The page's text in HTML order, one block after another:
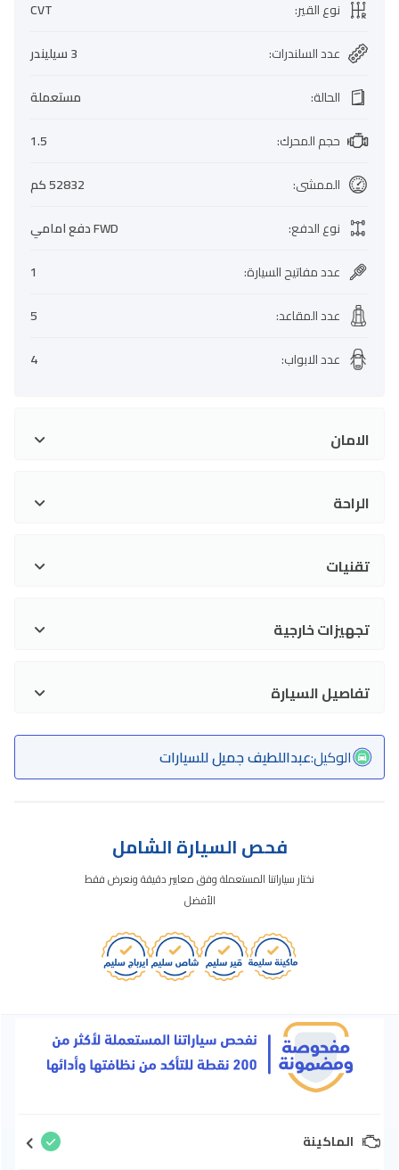
نوع القير:
CVT
عدد السلندرات:
3 سيليندر
الحالة:
مستعملة
حجم المحرك:
1.5
الممشى:
52832 كم
نوع الدفع:
FWD دفع امامي
عدد مفاتيح السيارة:
1
عدد المقاعد:
5
عدد الابواب:
4
الامان
الراحة
تقنيات
تجهيزات خارجية
تفاصيل السيارة
الوكيل:عبداللطيف جميل للسيارات
فحص السيارة الشامل
نختار سياراتنا المستعملة وفق معايير دقيقة ونعرض فقط
الأفضل
الماكينة